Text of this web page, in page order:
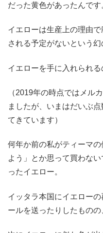
だった黄色があったんです
イエローは生産上の理由
される予定がないという幻
イエローを手に入れられる
（2019年の時点ではメル
ましたが、いまはだいぶ
てきています）
何年か前の私がティーマ
よう」とか思って買わな
ったイエロー。
イッタラ本国にイエロー
ールを送ったりしたものの